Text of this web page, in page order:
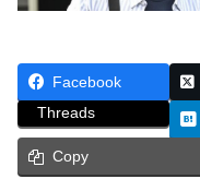
Facebook
Threads
Copy